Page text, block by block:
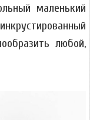
маленький
любой,